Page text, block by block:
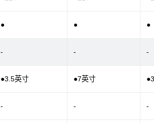
● ● ●
- - -
●3.5英寸 ●7英寸
- - -